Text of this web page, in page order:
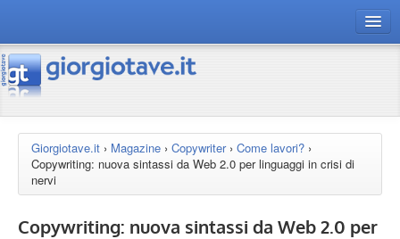
connect gt
risorse
Chi siamo
Giorgiotave.it › Magazine › Copywriter› Come lavori? ›
Copywriting: nuova sintassi da Web 2.0 per linguaggi in crisi di
nervi
Copywriting: nuova sintassi da Web 2.0 per